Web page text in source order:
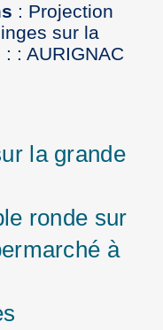
: Projection
sur la
: AURIGNAC
la grande
ronde sur
à